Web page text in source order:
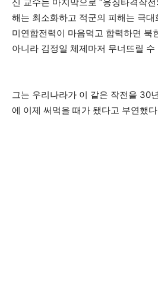
해는 최소화하고 적군의 피해는 극대
미연합전력이 마음먹고 합력하면 북
아니라 김정일 체제마저 무너뜨릴 수
그는 우리나라가 이 같은 작전을 30
에 이제 써먹을 때가 됐다고 부연했